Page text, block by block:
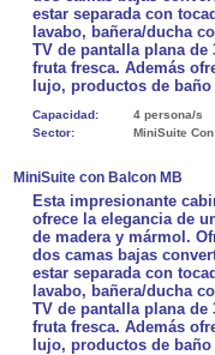
estar separada con
lavabo, bañera/ducha
TV de pantalla plana
fruta fresca. Además
lujo, productos de baño
Capacidad:
4 persona/s
Sector:
MiniSuite
MiniSuite con Balcon MB
Esta impresionante
ofrece la elegancia de
de madera y mármol.
dos camas bajas
estar separada con
lavabo, bañera/ducha
TV de pantalla plana
fruta fresca. Además
lujo, productos de baño